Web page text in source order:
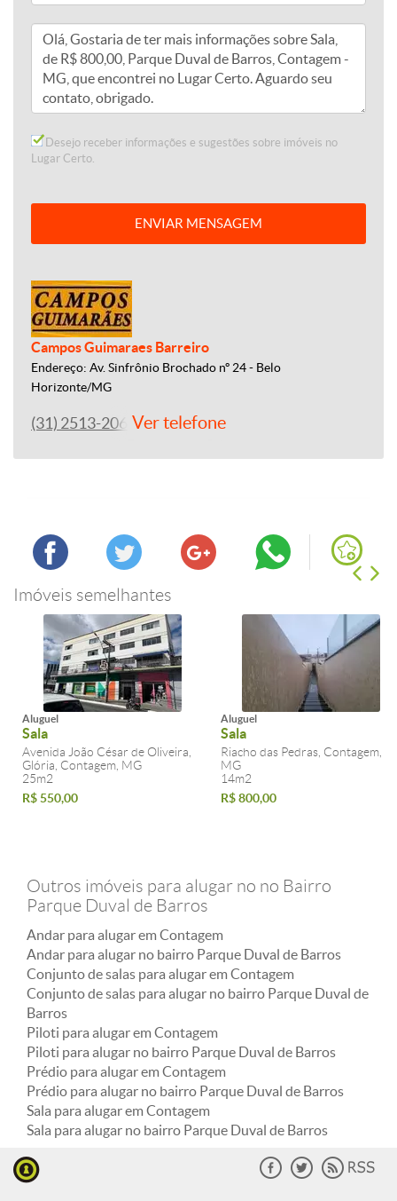
Desejo receber informações e sugestões sobre imóveis no
Lugar Certo.
ENVIAR MENSAGEM
Campos Guimaraes Barreiro
Endereço: Av. Sinfrônio Brochado nº 24 - Belo
Horizonte/MG
(31) 2513-2060Ver telefone
Imóveis semelhantes
Aluguel
Sala
Avenida João César de Oliveira,
Glória, Contagem, MG
25m2
R$ 550,00
Aluguel
Sala
Riacho das Pedras, Contagem,
MG
14m2
R$ 800,00
Outros imóveis para alugar no no Bairro
Parque Duval de Barros
Andar para alugar em Contagem
Andar para alugar no bairro Parque Duval de Barros
Conjunto de salas para alugar em Contagem
Conjunto de salas para alugar no bairro Parque Duval de
Barros
Piloti para alugar em Contagem
Piloti para alugar no bairro Parque Duval de Barros
Prédio para alugar em Contagem
Prédio para alugar no bairro Parque Duval de Barros
Sala para alugar em Contagem
Sala para alugar no bairro Parque Duval de Barros